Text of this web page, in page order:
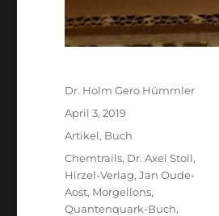
Autor
Dr. Holm Gero Hümmler
Veröffentlicht
am
April 3, 2019
Kategorien
Artikel, Buch
Schlagwörter
Chemtrails, Dr. Axel Stoll,
Hirzel-Verlag,Jan Oude-
Aost, Morgellons,
Quantenquark-Buch,